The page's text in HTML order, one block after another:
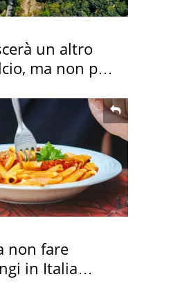
un altro
ma non per
non fare
in Italia